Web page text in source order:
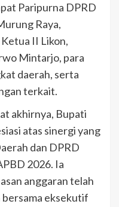
Paripurna DPRD
Raya,
II Likon,
Mintarjo, para
daerah, serta
terkait.
akhirnya, Bupati
atas sinergi yang
dan DPRD
2026. Ia
anggaran telah
bersama eksekutif